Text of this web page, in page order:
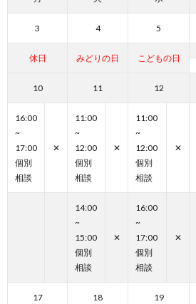
3 4 5
休日 みどりの日 こどもの日
10 11 12
16:00
~
17:00
個別
相談
✕
11:00
~
12:00
個別
相談
✕
11:00
~
12:00
個別
相談
✕
14:00
~
15:00
個別
相談
✕
16:00
~
17:00
個別
相談
✕
17 18 19